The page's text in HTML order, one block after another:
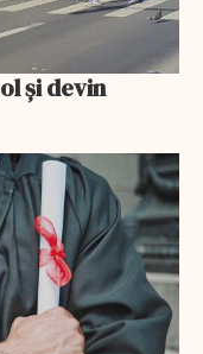
și devin